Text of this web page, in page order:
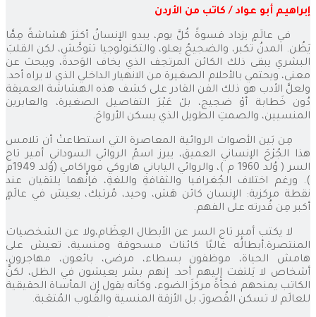
إبراهيم أبو عواد / كاتب من الأردن
في عالَمٍ يزداد قسوةً كُلَّ يوم، يبدو الإنسانُ أكثرَ هَشاشةً مِمَّا
يَظُن. المدنُ تكبر، والضجيجُ يعلو، والتكنولوجيا تتوحَّش، لكن القلبَ
البشري يبقى ذلك الكائن المرتجف الذي يخاف الوَحدةَ، ويبحث عن
معنى، ويحتمي بالأحلام الصغيرة من الانهيار الداخلي الذي لا يراه أحد.
ولعلَّ الأدب هو ذلك الفن القادر على كشف هذه الهشاشة العميقة
دُون خَطابة أوْ ضجيج، بلْ عَبْرَ التفاصيل الصغيرة، والعابرين
المنسيين، والصمتِ الطويل الذي يسكن الأرواحَ.
مِن بَين الأصوات الروائية المعاصرة التي استطاعتْ أن تلامس
هذا الجُرْحَ الإنساني العميق، يبرز اسمُ الروائي السوداني أمير تاج
السر ( وُلد 1960 م )، والروائي الياباني هاروكي موراكامي (وُلد 1949م
). ورغم اختلاف الجُغرافيا والثقافةِ واللغةِ، فإنَّهما يلتقيان عند
نقطة مركزية: الإنسان كائن هَش، وحيد، مُرتبك، يعيش في عالَمٍ
أكبر مِن قُدرته على الفهم.
لا يكتب أمير تاج السر عن الأبطال العِظَام،ولا عن الشخصيات
المنتصرة.أبطالُه غالبًا كائنات مسحوقة ومنسية، تعيش على
هامش الحياة، موظفون بسطاء، مرضى، بائعون، مهاجرون،
أشخاص لا يَلتفت إليهم أحد. إنهم بشر يعيشون في الظل، لكنَّ
الكاتب يمنحهم فجأةً مركزَ الضوء، وكأنه يقول إن المأساة الحقيقية
للعالَم لا تسكن القُصورَ، بل الأزقة المنسية والقُلوب المُتعَبة.